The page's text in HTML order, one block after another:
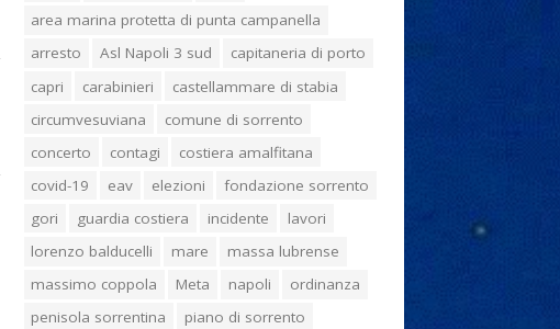
area marina protetta di punta campanella
arresto
Asl Napoli 3 sud
capitaneria di porto
capri
carabinieri
castellammare di stabia
circumvesuviana
comune di sorrento
concerto
contagi
costiera amalfitana
covid-19
eav elezioni
fondazione sorrento
gori
guardia costiera incidente
lavori
lorenzo balducelli
mare
massa lubrense
massimo coppola
Meta napoli
ordinanza
penisola sorrentina
piano di sorrento